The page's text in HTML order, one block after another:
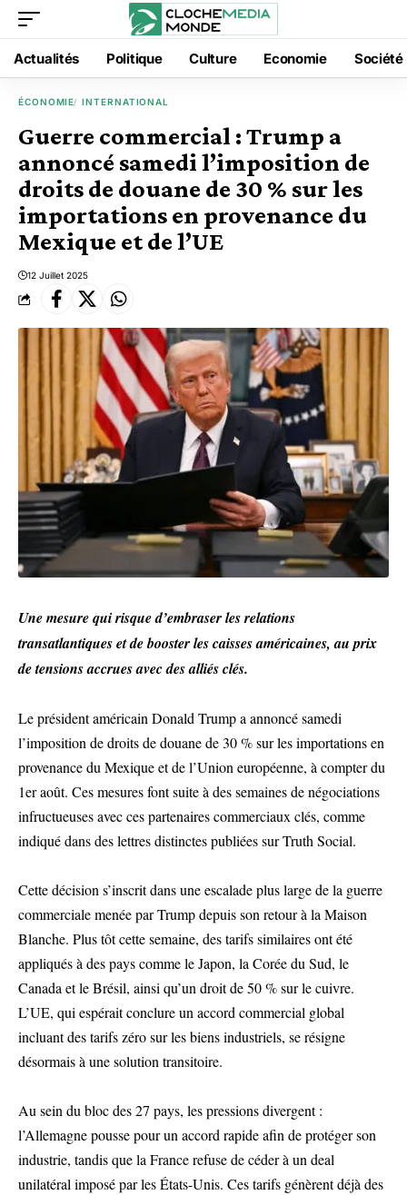
Actualités Politique Culture Economie Société
ÉCONOMIE INTERNATIONAL
Guerre commercial : Trump a
annoncé samedi l’imposition de
droits de douane de 30 % sur les
importations en provenance du
Mexique et de l’UE
12 Juillet 2025
Une mesure qui risque d’embraser les relations
transatlantiques et de booster les caisses américaines, au prix
de tensions accrues avec des alliés clés.
Le président américain Donald Trump a annoncé samedi
l’imposition de droits de douane de 30 % sur les importations en
provenance du Mexique et de l’Union européenne, à compter du
1er août. Ces mesures font suite à des semaines de négociations
infructueuses avec ces partenaires commerciaux clés, comme
indiqué dans des lettres distinctes publiées sur Truth Social.
Cette décision s’inscrit dans une escalade plus large de la guerre
commerciale menée par Trump depuis son retour à la Maison
Blanche. Plus tôt cette semaine, des tarifs similaires ont été
appliqués à des pays comme le Japon, la Corée du Sud, le
Canada et le Brésil, ainsi qu’un droit de 50 % sur le cuivre.
L’UE, qui espérait conclure un accord commercial global
incluant des tarifs zéro sur les biens industriels, se résigne
désormais à une solution transitoire.
Au sein du bloc des 27 pays, les pressions divergent :
l’Allemagne pousse pour un accord rapide afin de protéger son
industrie, tandis que la France refuse de céder à un deal
unilatéral imposé par les États-Unis. Ces tarifs génèrent déjà des